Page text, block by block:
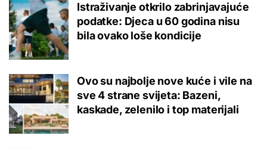
Istraživanje otkrilo zabrinjavajuće
podatke: Djeca u 60 godina nisu
bila ovako loše kondicije
Ovo su najbolje nove kuće i vile na
sve 4 strane svijeta: Bazeni,
kaskade, zelenilo i top materijali